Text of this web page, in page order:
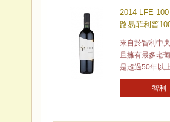
2014 LFE
路易菲利普
來自於智利中
且擁有最多老
是超過50年以
智利